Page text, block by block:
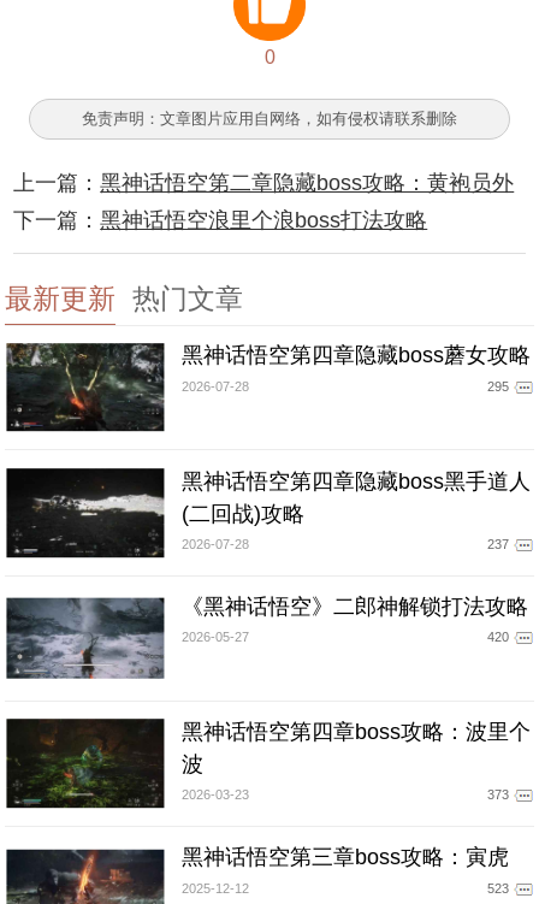
0
免责声明：文章图片应用自网络，如有侵权请联系删除
上一篇：黑神话悟空第二章隐藏boss攻略：黄袍员外
下一篇：黑神话悟空浪里个浪boss打法攻略
最新更新 热门文章
黑神话悟空第四章隐藏boss蘑女攻略
2026-07-28 295
黑神话悟空第四章隐藏boss黑手道人
(二回战)攻略
2026-07-28 237
《黑神话悟空》二郎神解锁打法攻略
2026-05-27 420
黑神话悟空第四章boss攻略：波里个
波
2026-03-23 373
黑神话悟空第三章boss攻略：寅虎
2025-12-12 523